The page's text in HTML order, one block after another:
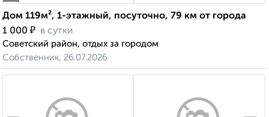
Дом 119м², 1-этажный, посуточно, 79 км от города
1 000 ₽ в сутки
Советский район, отдых за городом
Собственник, 26.07.2026